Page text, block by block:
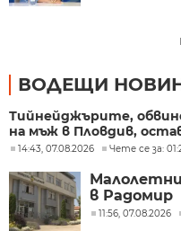
ВОДЕЩИ
Тийнейджърите,
на мъж в Пловдив,
14:43, 07.08.2026 Чете се за:
в Радомир
11:56, 07.08.2026